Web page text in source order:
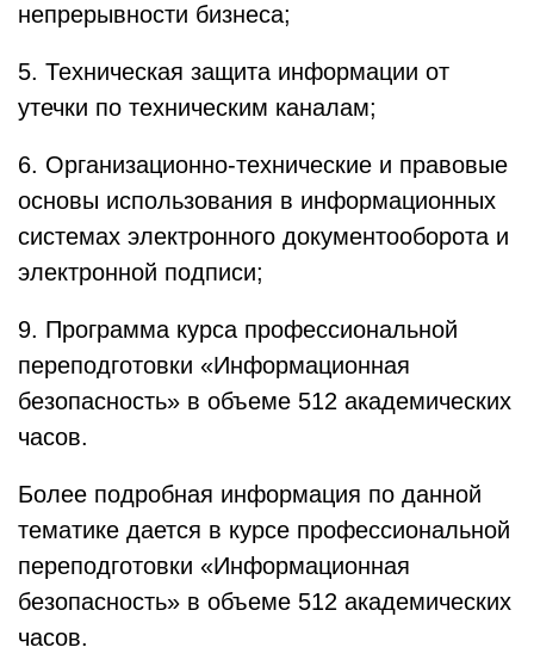
непрерывности бизнеса;
5. Техническая защита информации от
утечки по техническим каналам;
6. Организационно-технические и правовые
основы использования в информационных
системах электронного документооборота и
электронной подписи;
9. Программа курса профессиональной
переподготовки «Информационная
безопасность» в объеме 512 академических
часов.
Более подробная информация по данной
тематике дается в курсе профессиональной
переподготовки «Информационная
безопасность» в объеме 512 академических
часов.